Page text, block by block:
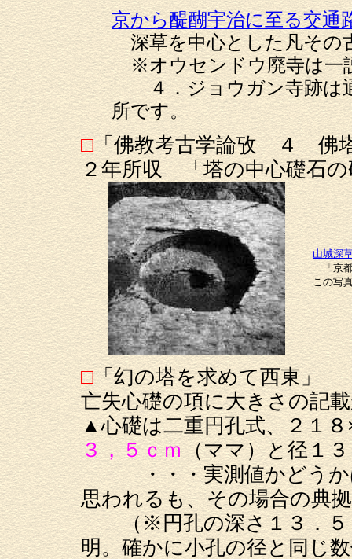
京から醍醐宇治に至る交通
深草を中心とした凡その
※オウセンドウ廃寺は一
４．ジョウガン寺跡は通
所です。
□「佛教考古学論攷 ４ 佛
２年所収 「塔の中心礎石の
山城深
「京都
この写
□「幻の塔を求めて西東」
亡失心礎の項に大きさの記
▲心礎は二重円孔式、２１
３，５ｃｍ（ママ）と径１
・・・実測値かどうかは
思われるも、その場合の典
（※円孔の深さ１３．５
明。確かに小孔の径と同じ